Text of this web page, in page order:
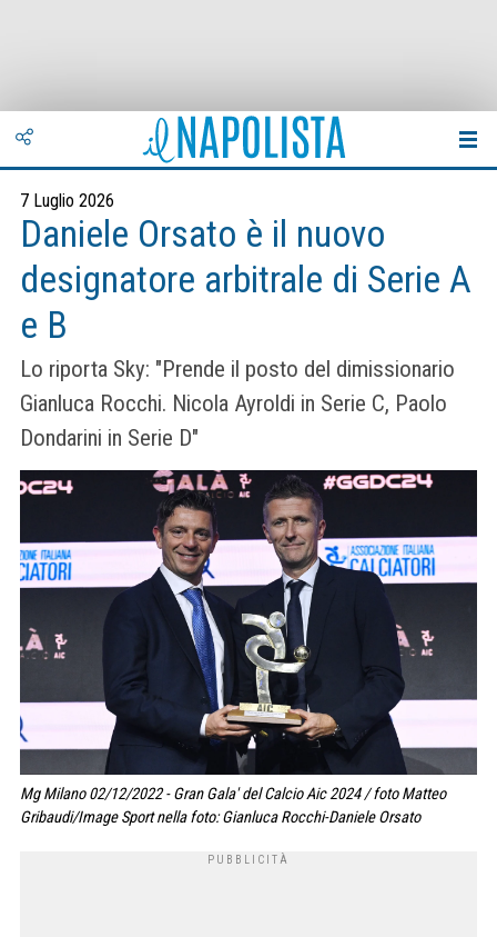
7 Luglio 2026
Daniele Orsato è il nuovo
designatore arbitrale di Serie A
e B
Lo riporta Sky: "Prende il posto del dimissionario
Gianluca Rocchi. Nicola Ayroldi in Serie C, Paolo
Dondarini in Serie D"
Mg Milano 02/12/2022 - Gran Gala' del Calcio Aic 2024 / foto Matteo
Gribaudi/Image Sport nella foto: Gianluca Rocchi-Daniele Orsato